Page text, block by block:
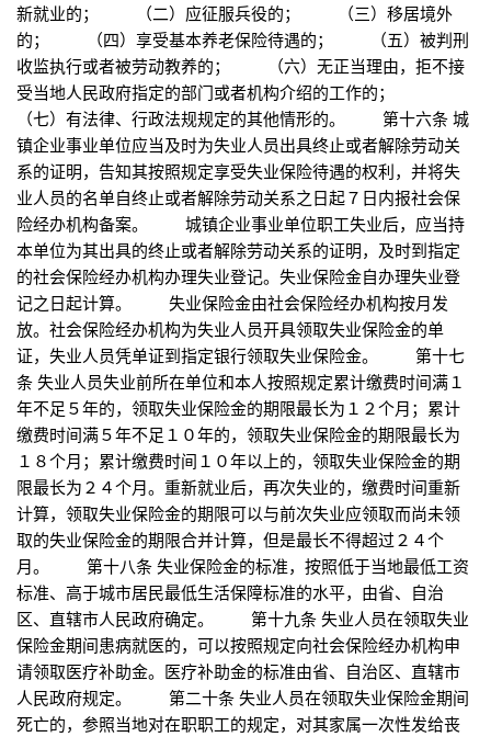
新就业的； （二）应征服兵役的； （三）移居境外
的； （四）享受基本养老保险待遇的； （五）被判刑
收监执行或者被劳动教养的； （六）无正当理由，拒不接
受当地人民政府指定的部门或者机构介绍的工作的；
（七）有法律、行政法规规定的其他情形的。 第十六条 城
镇企业事业单位应当及时为失业人员出具终止或者解除劳动关
系的证明，告知其按照规定享受失业保险待遇的权利，并将失
业人员的名单自终止或者解除劳动关系之日起７日内报社会保
险经办机构备案。 城镇企业事业单位职工失业后，应当持
本单位为其出具的终止或者解除劳动关系的证明，及时到指定
的社会保险经办机构办理失业登记。失业保险金自办理失业登
记之日起计算。 失业保险金由社会保险经办机构按月发
放。社会保险经办机构为失业人员开具领取失业保险金的单
证，失业人员凭单证到指定银行领取失业保险金。 第十七
条 失业人员失业前所在单位和本人按照规定累计缴费时间满１
年不足５年的，领取失业保险金的期限最长为１２个月；累计
缴费时间满５年不足１０年的，领取失业保险金的期限最长为
１８个月；累计缴费时间１０年以上的，领取失业保险金的期
限最长为２４个月。重新就业后，再次失业的，缴费时间重新
计算，领取失业保险金的期限可以与前次失业应领取而尚未领
取的失业保险金的期限合并计算，但是最长不得超过２４个
月。 第十八条 失业保险金的标准，按照低于当地最低工资
标准、高于城市居民最低生活保障标准的水平，由省、自治
区、直辖市人民政府确定。 第十九条 失业人员在领取失业
保险金期间患病就医的，可以按照规定向社会保险经办机构申
请领取医疗补助金。医疗补助金的标准由省、自治区、直辖市
人民政府规定。 第二十条 失业人员在领取失业保险金期间
死亡的，参照当地对在职职工的规定，对其家属一次性发给丧